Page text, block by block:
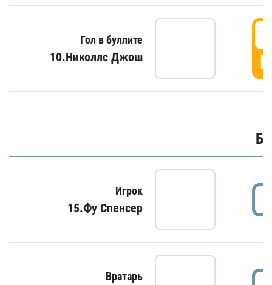
Гол в буллите
10.Николлс Джош
Игрок
15.Фу Спенсер
Вратарь